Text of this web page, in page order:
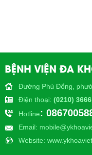
BỆNH VIỆN ĐA
Đường Phù Đổng,
Điện thoại: (0210)
Hotline:
Email:
Website: